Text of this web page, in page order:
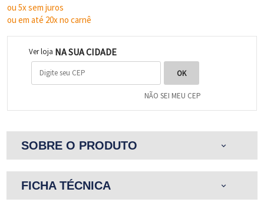
ou 5x sem juros
ou em até 20x no carnê
Ver loja NA SUA CIDADE
NÃO SEI MEU CEP
SOBRE O PRODUTO expand_more
FICHA TÉCNICA expand_more